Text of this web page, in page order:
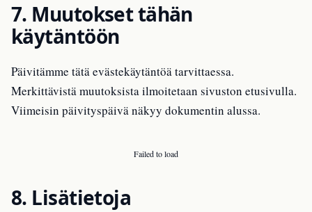
7. Muutokset tähän
käytäntöön
Päivitämme tätä evästekäytäntöä tarvittaessa.
Merkittävistä muutoksista ilmoitetaan sivuston etusivulla.
Viimeisin päivityspäivä näkyy dokumentin alussa.
Failed to load
8. Lisätietoja